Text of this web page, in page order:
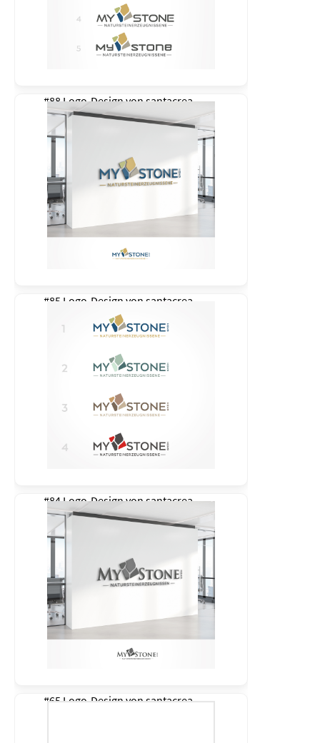
#88 Logo-Design vonsantacrea
#85 Logo-Design von santacrea
#84 Logo-Design vonsantacrea
#65 Logo-Design vonsantacrea